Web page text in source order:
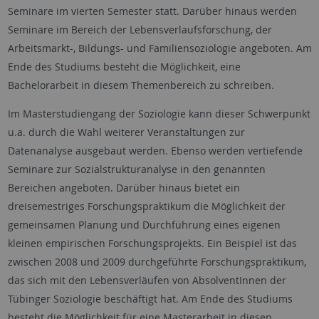
Seminare im vierten Semester statt. Darüber hinaus werden
Seminare im Bereich der Lebensverlaufsforschung, der
Arbeitsmarkt-, Bildungs- und Familiensoziologie angeboten. Am
Ende des Studiums besteht die Möglichkeit, eine
Bachelorarbeit in diesem Themenbereich zu schreiben.
Im Masterstudiengang der Soziologie kann dieser Schwerpunkt
u.a. durch die Wahl weiterer Veranstaltungen zur
Datenanalyse ausgebaut werden. Ebenso werden vertiefende
Seminare zur Sozialstrukturanalyse in den genannten
Bereichen angeboten. Darüber hinaus bietet ein
dreisemestriges Forschungspraktikum die Möglichkeit der
gemeinsamen Planung und Durchführung eines eigenen
kleinen empirischen Forschungsprojekts. Ein Beispiel ist das
zwischen 2008 und 2009 durchgeführte Forschungspraktikum,
das sich mit den Lebensverläufen von AbsolventInnen der
Tübinger Soziologie beschäftigt hat. Am Ende des Studiums